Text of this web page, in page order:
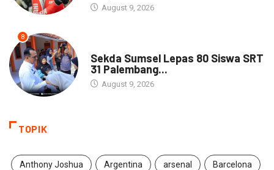
August 9, 2026
8
Sekda Sumsel Lepas 80 Siswa SRT
31 Palembang...
August 9, 2026
TOPIK
Anthony Joshua Argentina arsenal Barcelona